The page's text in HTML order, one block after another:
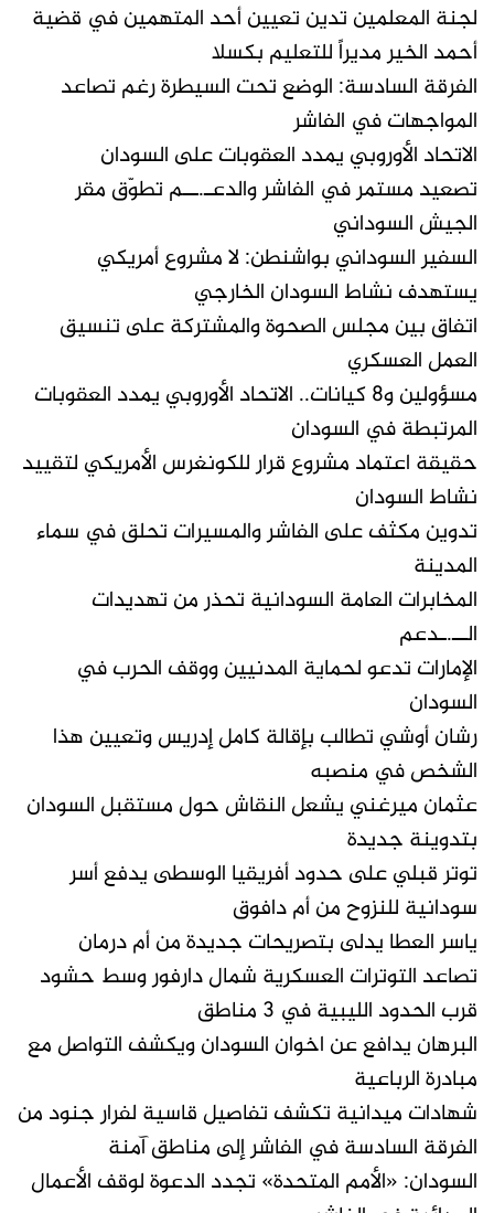
لجنة المعلمين تدين تعيين أحد المتهمين في قضية
أحمد الخير مديراً للتعليم بكسلا
الفرقة السادسة: الوضع تحت السيطرة رغم تصاعد
المواجهات في الفاشر
الاتحاد الأوروبي يمدد العقوبات على السودان
تصعيد مستمر في الفاشر والدعـ.ــم تطوّق مقر
الجيش السوداني
السفير السوداني بواشنطن: لا مشروع أمريكي
يستهدف نشاط السودان الخارجي
اتفاق بين مجلس الصحوة والمشتركة على تنسيق
العمل العسكري
مسؤولين و8 كيانات.. الاتحاد الأوروبي يمدد العقوبات
المرتبطة في السودان
حقيقة اعتماد مشروع قرار للكونغرس الأمريكي لتقييد
نشاط السودان
تدوين مكثف على الفاشر والمسيرات تحلق في سماء
المدينة
المخابرات العامة السودانية تحذر من تهديدات
الــ.ـدعم
الإمارات تدعو لحماية المدنيين ووقف الحرب في
السودان
رشان أوشي تطالب بإقالة كامل إدريس وتعيين هذا
الشخص في منصبه
عثمان ميرغني يشعل النقاش حول مستقبل السودان
بتدوينة جديدة
توتر قبلي على حدود أفريقيا الوسطى يدفع أسر
سودانية للنزوح من أم دافوق
ياسر العطا يدلى بتصريحات جديدة من أم درمان
تصاعد التوترات العسكرية شمال دارفور وسط حشود
قرب الحدود الليبية في 3 مناطق
البرهان يدافع عن اخوان السودان ويكشف التواصل مع
مبادرة الرباعية
شهادات ميدانية تكشف تفاصيل قاسية لفرار جنود من
الفرقة السادسة في الفاشر إلى مناطق آمنة
السودان: «الأمم المتحدة» تجدد الدعوة لوقف الأعمال